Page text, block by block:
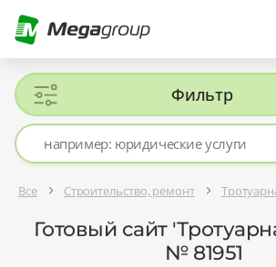
Фильтр
Все Строительство, ремонт
Готовый сайт
№ 81951